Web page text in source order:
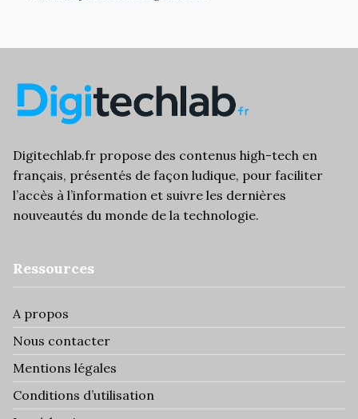
Digitechlab.fr propose des contenus high-tech en
français, présentés de façon ludique, pour faciliter
l’accès à l’information et suivre les dernières
nouveautés du monde de la technologie.
Ressources
A propos
Nous contacter
Mentions légales
Conditions d’utilisation